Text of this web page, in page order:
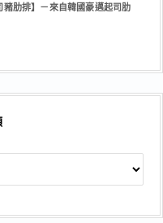
肋排】－來自韓國豪邁起司肋